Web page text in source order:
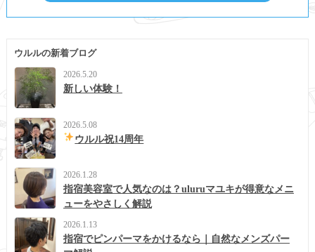
ウルルの新着ブログ
2026.5.20
新しい体験！
2026.5.08
ウルル祝14周年
2026.1.28
指宿美容室で人気なのは？uluruマユキが得意なメニ
ューをやさしく解説
2026.1.13
指宿でピンパーマをかけるなら｜自然なメンズパー